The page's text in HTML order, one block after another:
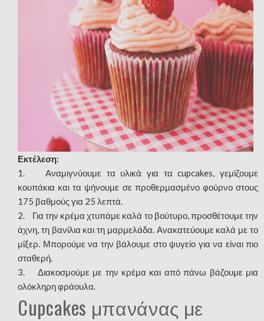
Εκτέλεση:
1. Αναμιγνύουμε τα υλικά για τα cupcakes, γεμίζουμε
κουπάκια και τα ψήνουμε σε προθερμασμένο φούρνο στους
175 βαθμούς για 25 λεπτά.
2. Για την κρέμα χτυπάμε καλά το βούτυρο, προσθέτουμε την
άχνη, τη βανίλια και τη μαρμελάδα. Ανακατεύουμε καλά με το
μίξερ. Μπορούμε να την βάλουμε στο ψυγείο για να είναι πιο
σταθερή.
3. Διακοσμούμε με την κρέμα και από πάνω βάζουμε μια
ολόκληρη φράουλα.
Cupcakes μπανάνας με